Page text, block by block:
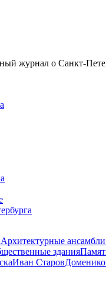
журнал о Санкт-
Архитектурные ансамбли
здания
Иван Старов